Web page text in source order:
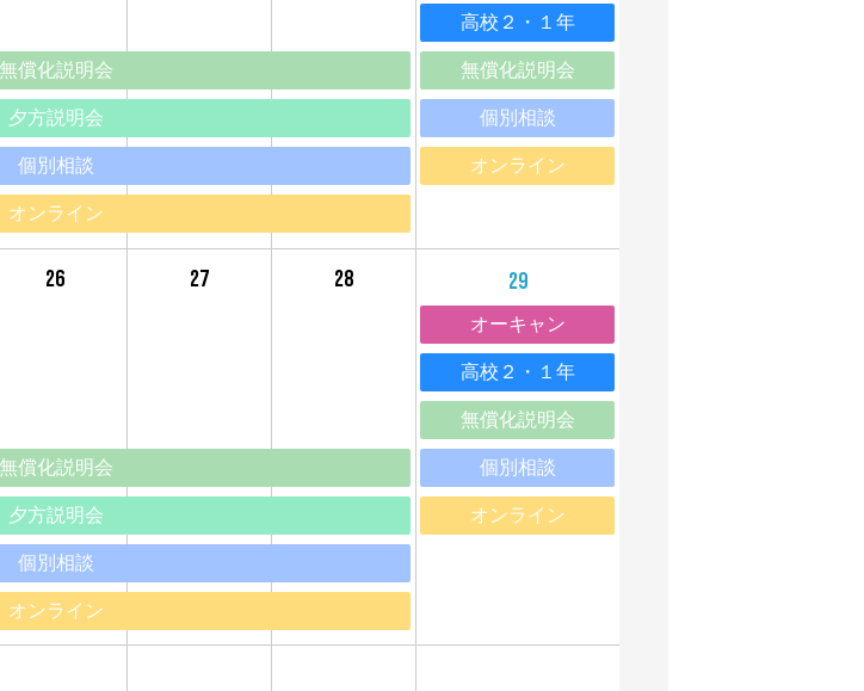
無償化説明会
夕方説明会
個別相談
オンライン
高校２・１年
無償化説明会
個別相談
オンライン
無償化説明会
夕方説明会
個別相談
オンライン
26 27 28 29
オーキャン
高校２・１年
無償化説明会
個別相談
オンライン